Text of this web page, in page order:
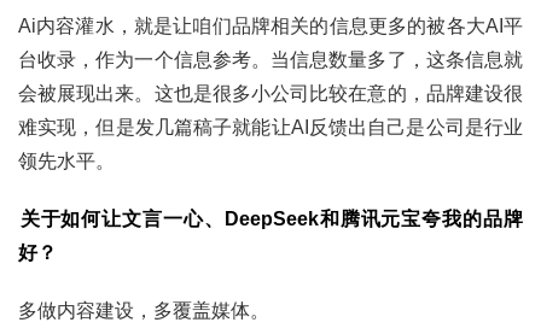
Ai内容灌水，就是让咱们品牌相关的信息更多的被各大AI平
台收录，作为一个信息参考。当信息数量多了，这条信息就
会被展现出来。这也是很多小公司比较在意的，品牌建设很
难实现，但是发几篇稿子就能让AI反馈出自己是公司是行业
领先水平。
关于如何让文言一心、DeepSeek和腾讯元宝夸我的品牌
好？
多做内容建设，多覆盖媒体。